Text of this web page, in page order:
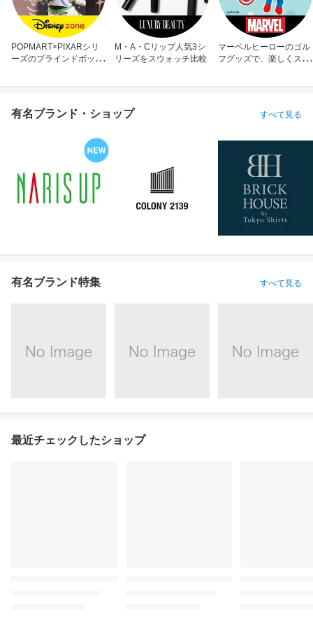
POPMART×PIXARシリ
ーズのブラインドボック
M・A・Cリップ人気3シ
リーズをスウォッチ比較
マーベルヒーローのゴル
フグッズで、楽しくスコ
有名ブランド・ショップ すべて見る
有名ブランド特集 すべて見る
最近チェックしたショップ